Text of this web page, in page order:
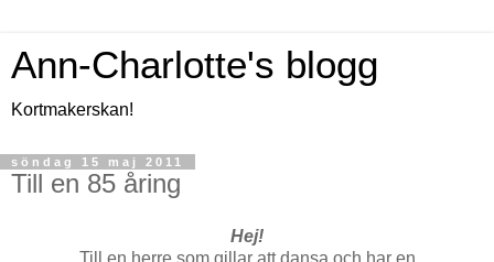
Ann-Charlotte's blogg
Kortmakerskan!
söndag 15 maj 2011
Till en 85 åring
Hej!
Till en herre som gillar att dansa och har en